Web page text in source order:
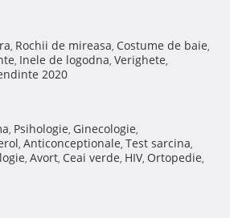
, Rochii de mireasa, Costume de baie,
, Inele de logodna, Verighete,
2020
, Psihologie, Ginecologie,
, Anticonceptionale, Test sarcina,
, Avort, Ceai verde, HIV, Ortopedie,